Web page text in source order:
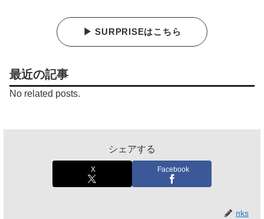
▶ SURPRISEはこちら
最近の記事
No related posts.
シェアする
X Facebook
nks